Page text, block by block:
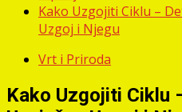
Kako Uzgojiti Ciklu –
Uzgoj i Njegu
Vrt i Priroda
Kako Uzgojiti Ciklu